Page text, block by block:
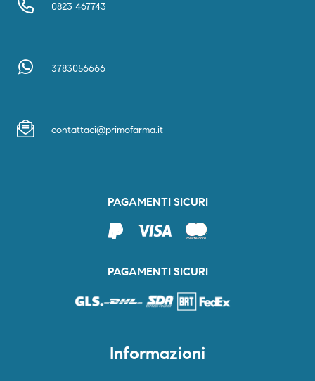
0823 467743
3783056666
contattaci@primofarma.it
PAGAMENTI SICURI
PAGAMENTI SICURI
Informazioni